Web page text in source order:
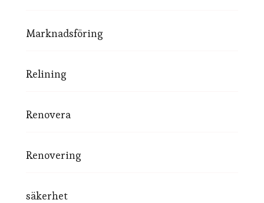
Marknadsföring
Relining
Renovera
Renovering
säkerhet